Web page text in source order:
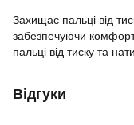
Захищає пальці від
забезпечуючи
пальці від тиску та
Відгуки